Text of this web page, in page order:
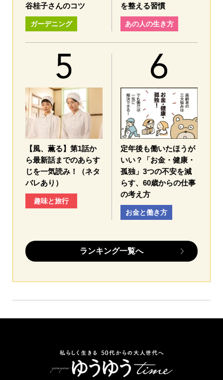
谷桂子さんのコツ
ガーデニング
を整える習慣
あの人の生き方
【風、薫る】第1話か
ら最新話までのあらす
じを一気読み！（ネタ
バレあり）
趣味と旅行
定年後も働いたほうが
いい？「お金・健康・
孤独」3つの不安を減
らす、60歳からの仕事
の考え方
お金と働き方
ランキング一覧へ